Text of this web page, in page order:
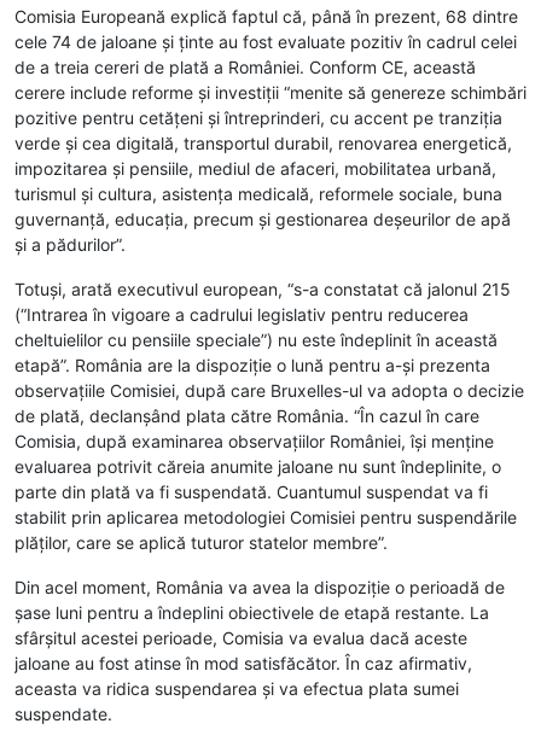
Comisia Europeană explică faptul că, până în prezent, 68 dintre
cele 74 de jaloane și ținte au fost evaluate pozitiv în cadrul celei
de a treia cereri de plată a României. Conform CE, această
cerere include reforme și investiții “menite să genereze schimbări
pozitive pentru cetățeni și întreprinderi, cu accent pe tranziția
verde și cea digitală, transportul durabil, renovarea energetică,
impozitarea și pensiile, mediul de afaceri, mobilitatea urbană,
turismul și cultura, asistența medicală, reformele sociale, buna
guvernanță, educația, precum și gestionarea deșeurilor de apă
și a pădurilor”.
Totuși, arată executivul european, “s-a constatat că jalonul 215
(“Intrarea în vigoare a cadrului legislativ pentru reducerea
cheltuielilor cu pensiile speciale”) nu este îndeplinit în această
etapă”. România are la dispoziție o lună pentru a-și prezenta
observațiile Comisiei, după care Bruxelles-ul va adopta o decizie
de plată, declanșând plata către România. “În cazul în care
Comisia, după examinarea observațiilor României, își menține
evaluarea potrivit căreia anumite jaloane nu sunt îndeplinite, o
parte din plată va fi suspendată. Cuantumul suspendat va fi
stabilit prin aplicarea metodologiei Comisiei pentru suspendările
plăților, care se aplică tuturor statelor membre”.
Din acel moment, România va avea la dispoziție o perioadă de
șase luni pentru a îndeplini obiectivele de etapă restante. La
sfârșitul acestei perioade, Comisia va evalua dacă aceste
jaloane au fost atinse în mod satisfăcător. În caz afirmativ,
aceasta va ridica suspendarea și va efectua plata sumei
suspendate.